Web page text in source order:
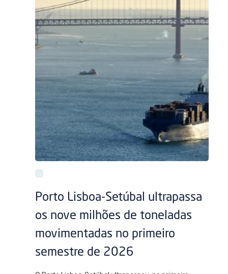
Porto Lisboa-Setúbal ultrapassa
os nove milhões de toneladas
movimentadas no primeiro
semestre de 2026